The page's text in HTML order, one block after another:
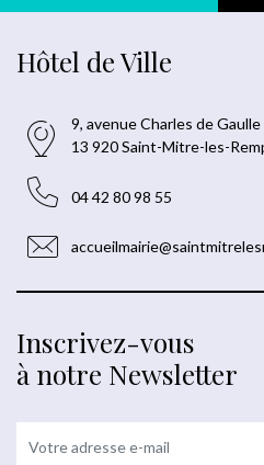
Hôtel de Ville
9, avenue Charles de Gaulle
13 920 Saint-Mitre-les-
04 42 80 98 55
Inscrivez-vous
à notre Newsletter